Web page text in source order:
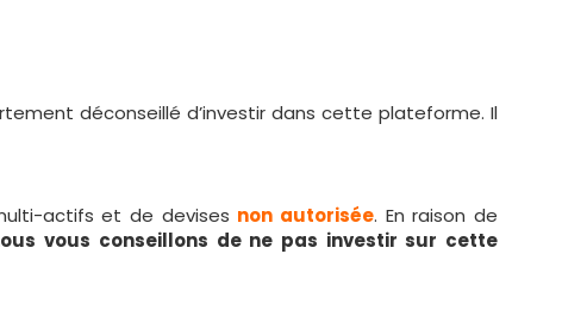
déconseillé d’investir dans cette plateforme. Il
actifs et de devises non autorisée. En raison de
vous conseillons de ne pas investir sur cette